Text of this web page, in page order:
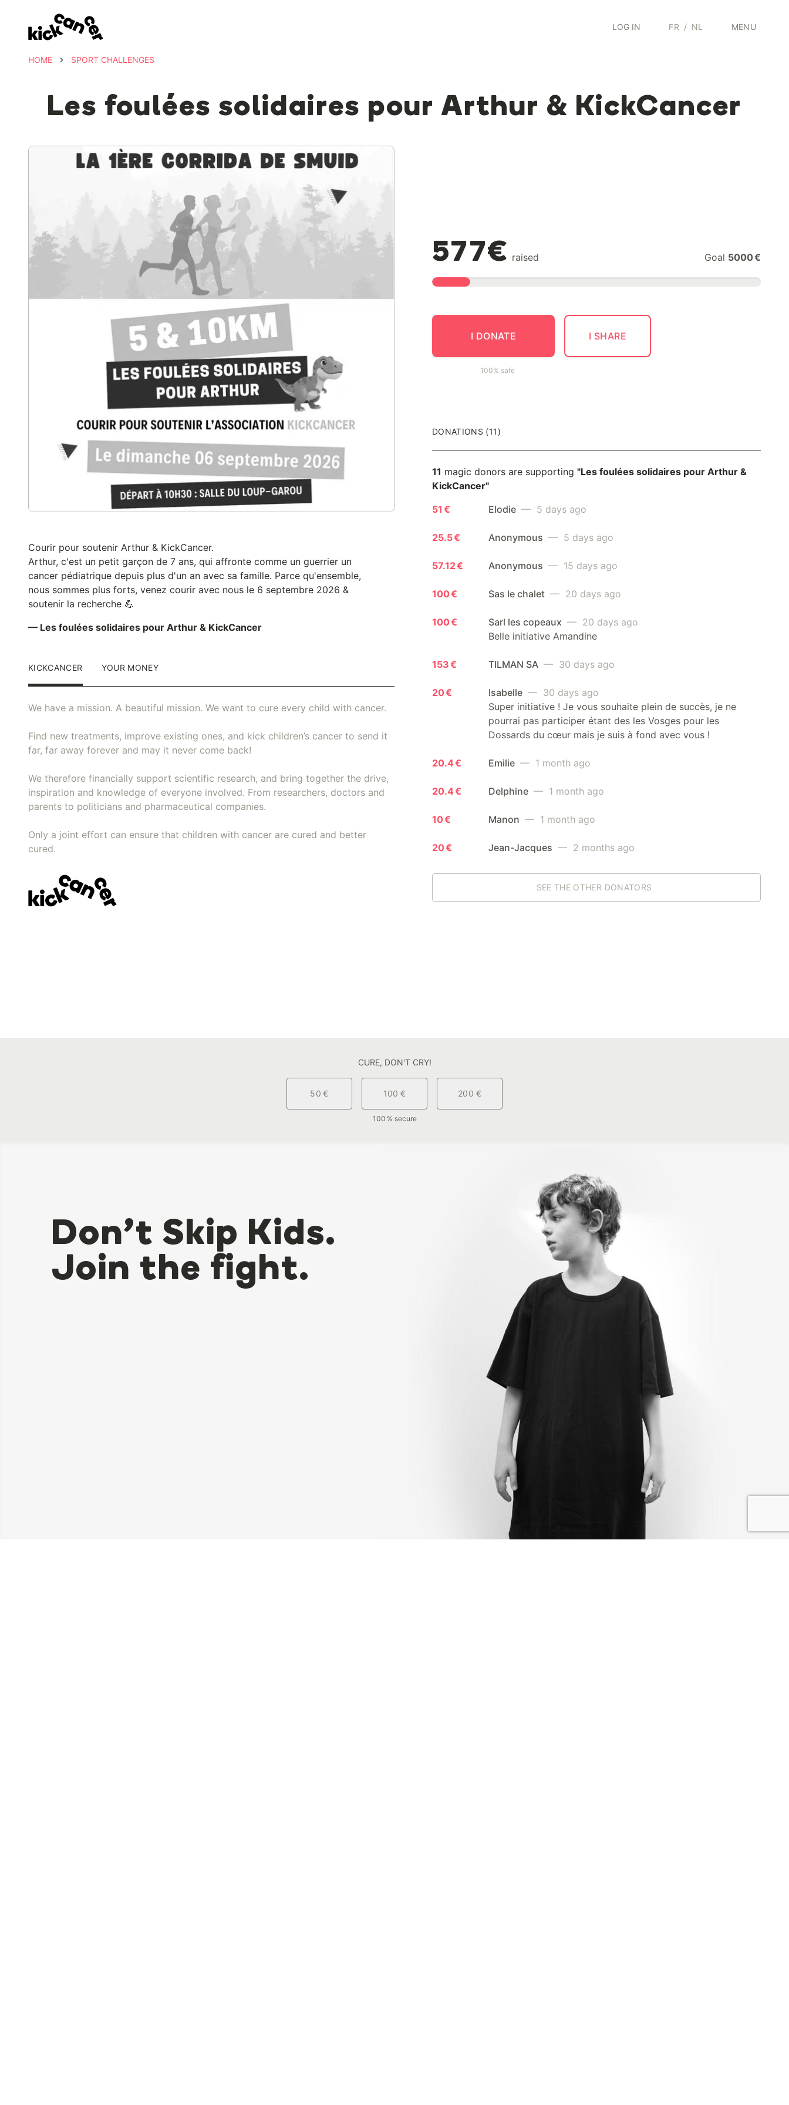
LOG IN FR / NL MENU
HOME SPORT CHALLENGES
Les foulées solidaires pour Arthur & KickCancer
577€ raised Goal 5000 €
I DONATE
100% safe
I SHARE
Courir pour soutenir Arthur & KickCancer.
Arthur, c'est un petit garçon de 7 ans, qui affronte comme un guerrier un
cancer pédiatrique depuis plus d'un an avec sa famille. Parce qu'ensemble,
nous sommes plus forts, venez courir avec nous le 6 septembre 2026 &
soutenir la recherche 💪
— Les foulées solidaires pour Arthur & KickCancer
KICKCANCER YOUR MONEY
We have a mission. A beautiful mission. We want to cure every child with cancer.
Find new treatments, improve existing ones, and kick children’s cancer to send it
far, far away forever and may it never come back!
We therefore financially support scientific research, and bring together the drive,
inspiration and knowledge of everyone involved. From researchers, doctors and
parents to politicians and pharmaceutical companies.
Only a joint effort can ensure that children with cancer are cured and better
cured.
DONATIONS (11)
11 magic donors are supporting "Les foulées solidaires pour Arthur &
KickCancer"
51 €
Elodie — 5 days ago
25.5 € Anonymous — 5 days ago
57.12 € Anonymous — 15 days ago
100 € Sas le chalet — 20 days ago
100 € Sarl les copeaux — 20 days ago
Belle initiative Amandine
153 € TILMAN SA — 30 days ago
20 € Isabelle — 30 days ago
Super initiative ! Je vous souhaite plein de succès, je ne
pourrai pas participer étant des les Vosges pour les
Dossards du cœur mais je suis à fond avec vous !
20.4 € Emilie — 1 month ago
20.4 € Delphine — 1 month ago
10 € Manon — 1 month ago
20 € Jean-Jacques — 2 months ago
SEE THE OTHER DONATORS
CURE, DON'T CRY!
50 € 100 € 200 €
100 % secure
Don’t Skip Kids.
Join the fight.